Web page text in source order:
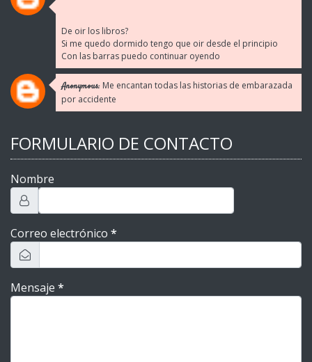
De oir los libros?
Si me quedo dormido tengo que oir desde el principio
Con las barras puedo continuar oyendo
Anonymous: Me encantan todas las historias de embarazada
por accidente
FORMULARIO DE CONTACTO
Nombre
Correo electrónico *
Mensaje *